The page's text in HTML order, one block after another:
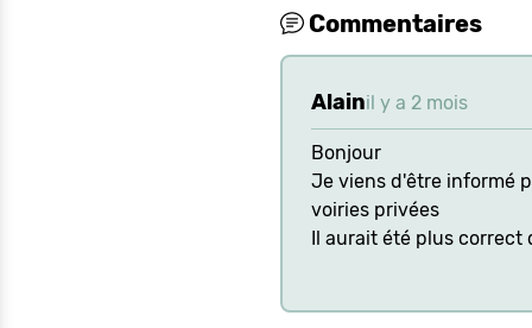
Commentaires
Alainil y a 2 mois
Bonjour
Je viens d'être informé
voiries privées
Il aurait été plus correct